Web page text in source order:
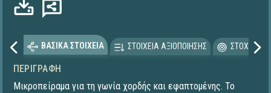
ΒΑΣΙΚΑ ΣΤΟΙΧΕΙΑ ΣΤΟΙΧΕΙΑ ΑΞΙΟΠΟΙΗΣΗΣ
ΠΕΡΙΓΡΑΦΉ
Μικροπείραμα για τη γωνία χορδής και εφαπτομένης. To